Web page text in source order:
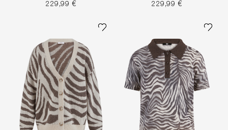
229,99 € 229,99 €